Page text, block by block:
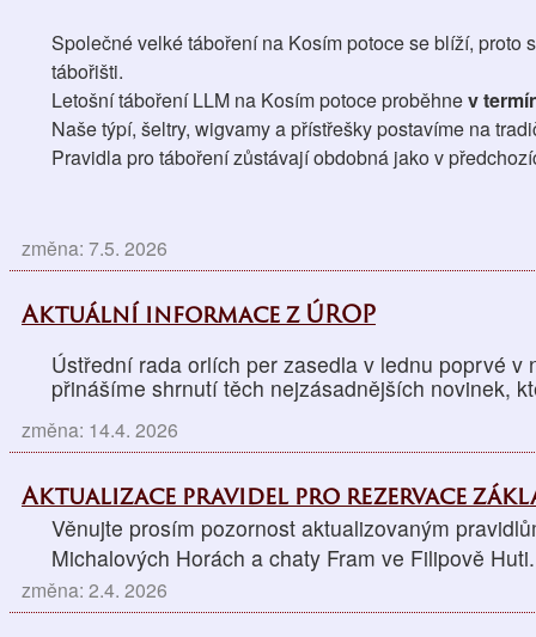
Společné velké táboření na Kosím potoce se blíží, proto
tábořišti.
Letošní táboření LLM na Kosím potoce proběhne v
Naše týpí, šeltry, wigvamy a přístřešky postavíme na
Pravidla pro táboření zůstávají obdobná jako v
změna: 7.5. 2026
Aktuální informace z ÚROP
Ústřední rada orlích per zasedla v lednu poprvé v
přinášíme shrnutí těch nejzásadnějších novinek,
změna: 14.4. 2026
Aktualizace pravidel pro rezervace
Věnujte prosím pozornost aktualizovaným
Michalových Horách a chaty Fram ve Filipově Huti.
změna: 2.4. 2026